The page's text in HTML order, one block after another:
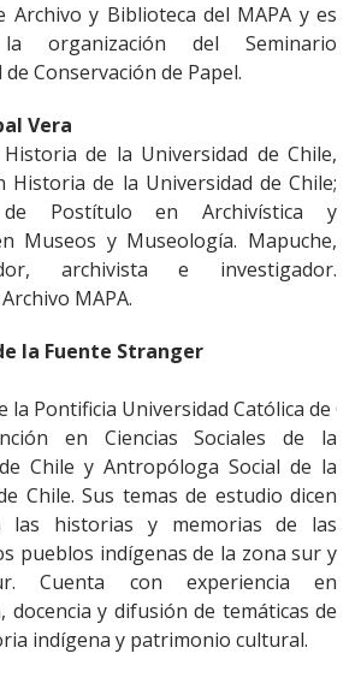
Archivo y Biblioteca del MAPA y es
organización del Seminario
Conservación de Papel.
Vera
de la Universidad de Chile,
Historia de la Universidad de Chile;
de Postítulo en Archivística y
Museos y Museología. Mapuche,
archivista e investigador.
MAPA.
la Fuente Stranger
la Pontificia Universidad Católica de
en Ciencias Sociales de la
Chile y Antropóloga Social de la
Chile. Sus temas de estudio dicen
las historias y memorias de las
pueblos indígenas de la zona sur y
Cuenta con experiencia en
docencia y difusión de temáticas de
indígena y patrimonio cultural.